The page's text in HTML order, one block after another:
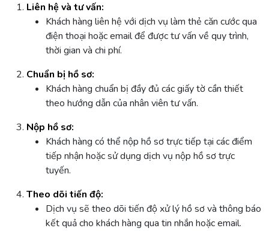
Liên hệ và tư vấn:
Khách hàng liên hệ với dịch vụ làm thẻ căn cước qua
điện thoại hoặc email để được tư vấn về quy trình,
thời gian và chi phí.
Chuẩn bị hồ sơ:
Khách hàng chuẩn bị đầy đủ các giấy tờ cần thiết
theo hướng dẫn của nhân viên tư vấn.
Nộp hồ sơ:
Khách hàng có thể nộp hồ sơ trực tiếp tại các điểm
tiếp nhận hoặc sử dụng dịch vụ nộp hồ sơ trực
tuyến.
Theo dõi tiến độ:
Dịch vụ sẽ theo dõi tiến độ xử lý hồ sơ và thông báo
kết quả cho khách hàng qua tin nhắn hoặc email.